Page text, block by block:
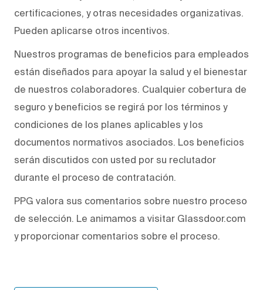
certificaciones, y otras necesidades organizativas.
Pueden aplicarse otros incentivos.
Nuestros programas de beneficios para empleados
están diseñados para apoyar la salud y el bienestar
de nuestros colaboradores. Cualquier cobertura de
seguro y beneficios se regirá por los términos y
condiciones de los planes aplicables y los
documentos normativos asociados. Los beneficios
serán discutidos con usted por su reclutador
durante el proceso de contratación.
PPG valora sus comentarios sobre nuestro proceso
de selección. Le animamos a visitar Glassdoor.com
y proporcionar comentarios sobre el proceso.